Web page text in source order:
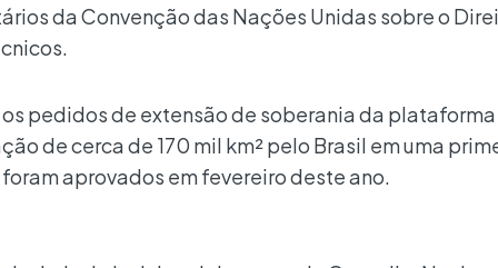
da Convenção das Nações Unidas sobre o
pedidos de extensão de soberania da plataforma
de cerca de 170 mil km² pelo Brasil em uma
aprovados em fevereiro deste ano.